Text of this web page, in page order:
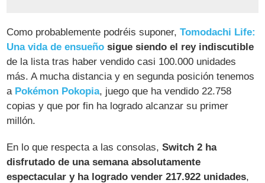
Como probablemente podréis suponer,Tomodachi Life:
Una vida de ensueño sigue siendo el rey indiscutible
de la lista tras haber vendido casi 100.000 unidades
más. A mucha distancia y en segunda posición tenemos
a Pokémon Pokopia, juego que ha vendido 22.758
copias y que por fin ha logrado alcanzar su primer
millón.
En lo que respecta a las consolas,Switch 2 ha
disfrutado de una semana absolutamente
espectacular y ha logrado vender 217.922 unidades,